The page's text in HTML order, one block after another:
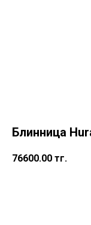
Блинница
76600.00 тг.